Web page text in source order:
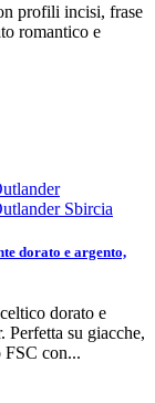
profili incisi, frase
romantico e
Sbircia
dorato e argento,
dorato e
Perfetta su giacche,
FSC con...